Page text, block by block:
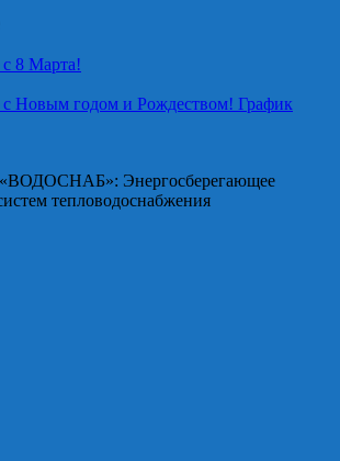
8 Марта!
с Новым годом и Рождеством! График
Энергосберегающее
тепловодоснабжения